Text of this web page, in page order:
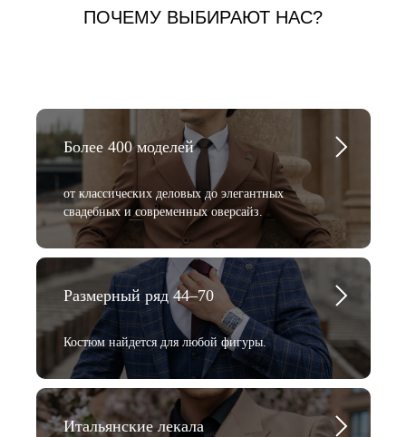
ПОЧЕМУ ВЫБИРАЮТ НАС?
Более 400 моделей
от классических деловых до элегантных
свадебных и современных оверсайз.
Размерный ряд 44–70
Костюм найдется для любой фигуры.
Итальянские лекала